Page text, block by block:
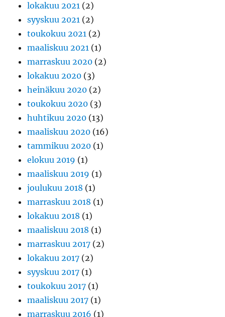
lokakuu 2021 (2)
syyskuu 2021 (2)
toukokuu 2021 (2)
maaliskuu 2021 (1)
marraskuu 2020 (2)
lokakuu 2020 (3)
heinäkuu 2020 (2)
toukokuu 2020 (3)
huhtikuu 2020 (13)
maaliskuu 2020 (16)
tammikuu 2020 (1)
elokuu 2019 (1)
maaliskuu 2019 (1)
joulukuu 2018 (1)
marraskuu 2018 (1)
lokakuu 2018 (1)
maaliskuu 2018 (1)
marraskuu 2017 (2)
lokakuu 2017 (2)
syyskuu 2017 (1)
toukokuu 2017 (1)
maaliskuu 2017 (1)
marraskuu 2016 (1)